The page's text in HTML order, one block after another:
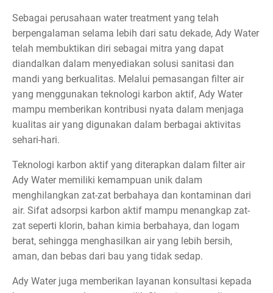
Sebagai perusahaan water treatment yang telah
berpengalaman selama lebih dari satu dekade, Ady Water
telah membuktikan diri sebagai mitra yang dapat
diandalkan dalam menyediakan solusi sanitasi dan
mandi yang berkualitas. Melalui pemasangan filter air
yang menggunakan teknologi karbon aktif, Ady Water
mampu memberikan kontribusi nyata dalam menjaga
kualitas air yang digunakan dalam berbagai aktivitas
sehari-hari.
Teknologi karbon aktif yang diterapkan dalam filter air
Ady Water memiliki kemampuan unik dalam
menghilangkan zat-zat berbahaya dan kontaminan dari
air. Sifat adsorpsi karbon aktif mampu menangkap zat-
zat seperti klorin, bahan kimia berbahaya, dan logam
berat, sehingga menghasilkan air yang lebih bersih,
aman, dan bebas dari bau yang tidak sedap.
Ady Water juga memberikan layanan konsultasi kepada